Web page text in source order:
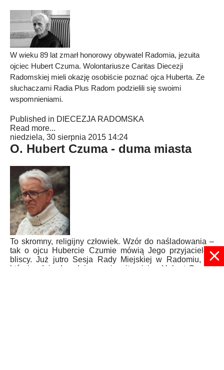
W wieku 89 lat zmarł honorowy obywatel Radomia, jezuita
ojciec Hubert Czuma. Wolontariusze Caritas Diecezji
Radomskiej mieli okazję osobiście poznać ojca Huberta. Ze
słuchaczami Radia Plus Radom podzielili się swoimi
wspomnieniami.
Published in DIECEZJA RADOMSKA
Read more...
niedziela, 30 sierpnia 2015 14:24
O. Hubert Czuma - duma miasta
To skromny, religijny człowiek. Wzór do naśladowania –
tak o ojcu Hubercie Czumie mówią Jego przyjaciele i
bliscy. Już jutro Sesja Rady Miejskiej w Radomiu, na
której radni zdecydują, czy jezuita ojciec Hubert Czuma